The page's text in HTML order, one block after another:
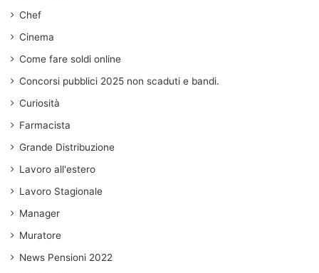
Chef
Cinema
Come fare soldi online
Concorsi pubblici 2025 non scaduti e bandi.
Curiosità
Farmacista
Grande Distribuzione
Lavoro all'estero
Lavoro Stagionale
Manager
Muratore
News Pensioni 2022